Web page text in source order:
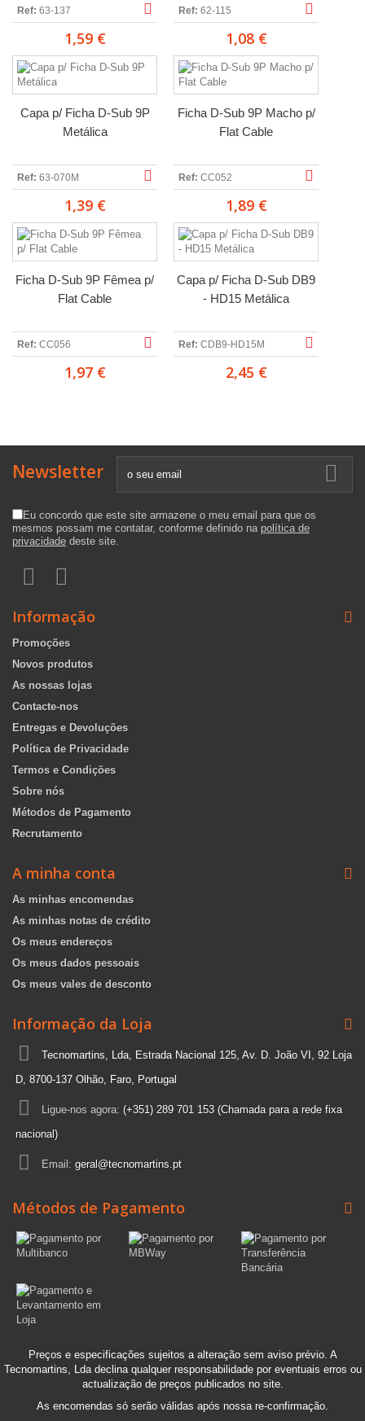
Ref: 63-137
1,59 €
Ref: 62-115
1,08 €
Capa p/ Ficha D-Sub 9P
Metálica
Ref: 63-070M
1,39 €
Ficha D-Sub 9P Macho p/
Flat Cable
Ref: CC052
1,89 €
Ficha D-Sub 9P Fêmea p/
Flat Cable
Ref: CC056
1,97 €
Capa p/ Ficha D-Sub DB9
- HD15 Metálica
Ref: CDB9-HD15M
2,45 €
Newsletter
Eu concordo que este site armazene o meu email para que os
mesmos possam me contatar, conforme definido na política de
privacidade deste site.
Informação
Promoções
Novos produtos
As nossas lojas
Contacte-nos
Entregas e Devoluções
Política de Privacidade
Termos e Condições
Sobre nós
Métodos de Pagamento
Recrutamento
A minha conta
As minhas encomendas
As minhas notas de crédito
Os meus endereços
Os meus dados pessoais
Os meus vales de desconto
Informação da Loja
Tecnomartins, Lda, Estrada Nacional 125, Av. D. João VI, 92 Loja
D, 8700-137 Olhão, Faro, Portugal
Ligue-nos agora: (+351) 289 701 153 (Chamada para a rede fixa
nacional)
Email: geral@tecnomartins.pt
Métodos de Pagamento
Preços e especificações sujeitos a alteração sem aviso prévio. A
Tecnomartins, Lda declina qualquer responsabilidade por eventuais erros ou
actualização de preços publicados no site.
As encomendas só serão válidas após nossa re-confirmação.